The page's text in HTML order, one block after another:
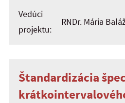
Vedúci
projektu:
RNDr. Mária
Štandardizácia